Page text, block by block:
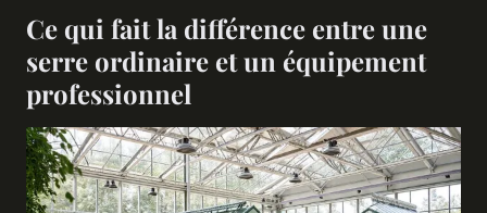
Ce qui fait la différence entre une
serre ordinaire et un équipement
professionnel